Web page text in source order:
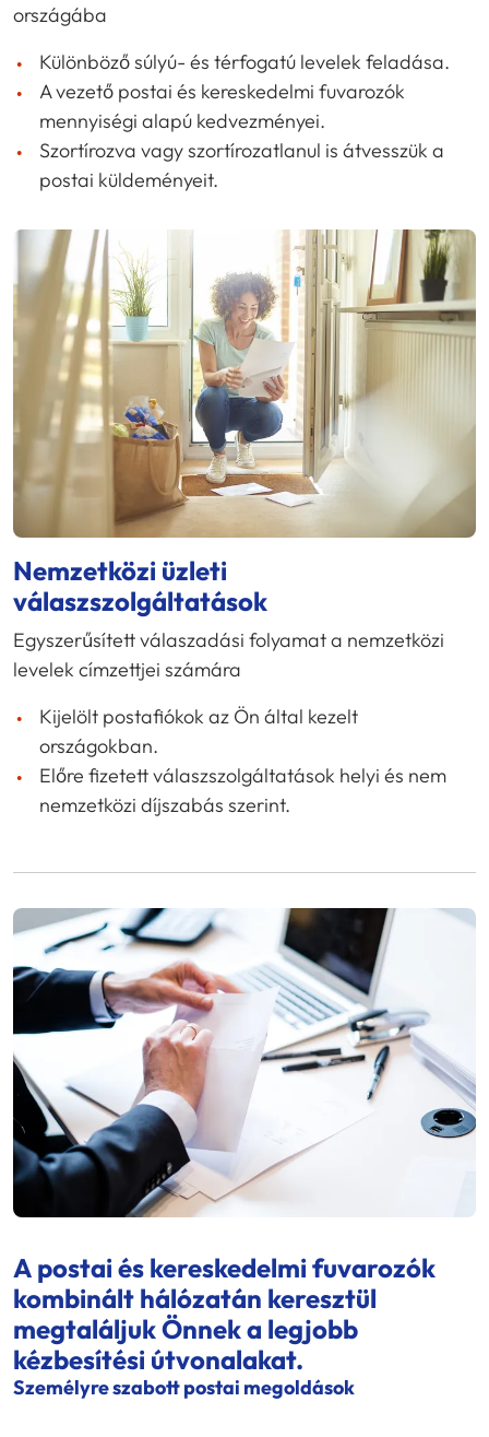
országába
Különböző súlyú- és térfogatú levelek feladása.
A vezető postai és kereskedelmi fuvarozók
mennyiségi alapú kedvezményei.
Szortírozva vagy szortírozatlanul is átvesszük a
postai küldeményeit.
Nemzetközi üzleti
válaszszolgáltatások
Egyszerűsített válaszadási folyamat a nemzetközi
levelek címzettjei számára
Kijelölt postafiókok az Ön által kezelt
országokban.
Előre fizetett válaszszolgáltatások helyi és nem
nemzetközi díjszabás szerint.
A postai és kereskedelmi fuvarozók
kombinált hálózatán keresztül
megtaláljuk Önnek a legjobb
kézbesítési útvonalakat.
Személyre szabott postai megoldások